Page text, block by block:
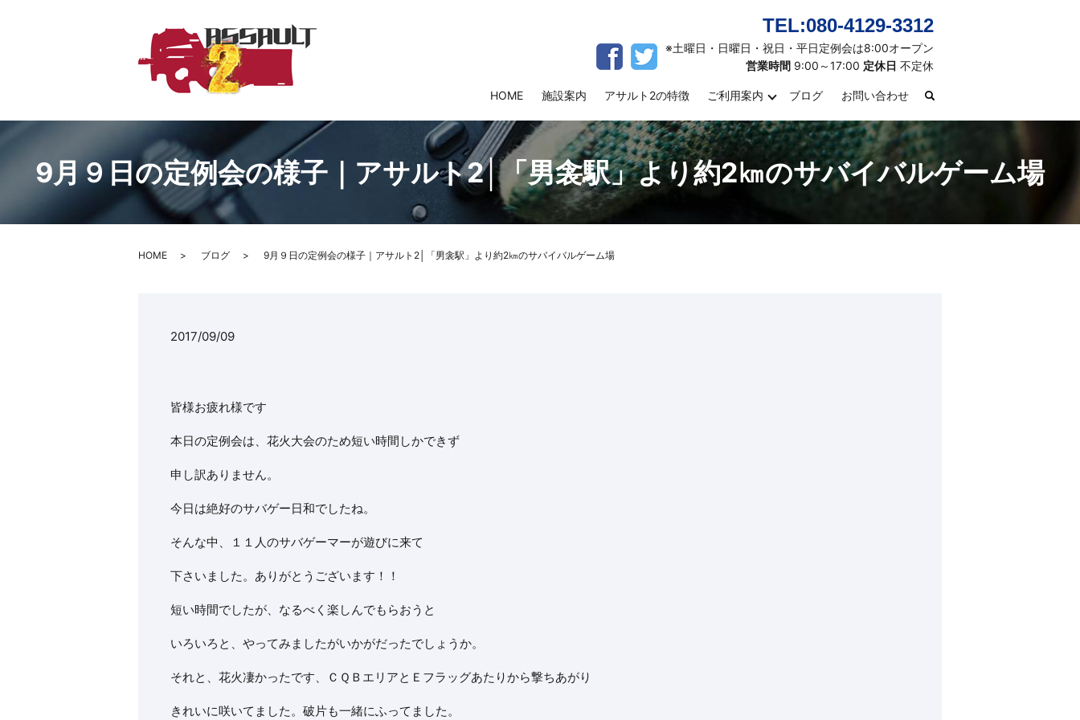
TEL:080-4129-3312
※土曜日・日曜日・祝日・平日定例会は8:00オープン
営業時間 9:00～17:00 定休日 不定休
HOME 施設案内 アサルト2の特徴 ご利用案内 ブログ お問い合わせ search
9月９日の定例会の様子｜アサルト2│「男衾駅」より約2㎞のサバイバルゲーム場
HOME ブログ 9月９日の定例会の様子｜アサルト2│「男衾駅」より約2㎞のサバイバルゲーム場
2017/09/09
皆様お疲れ様です
本日の定例会は、花火大会のため短い時間しかできず
申し訳ありません。
今日は絶好のサバゲー日和でしたね。
そんな中、１１人のサバゲーマーが遊びに来て
下さいました。ありがとうございます！！
短い時間でしたが、なるべく楽しんでもらおうと
いろいろと、やってみましたがいかがだったでしょうか。
それと、花火凄かったです、ＣＱＢエリアとＥフラッグあたりから撃ちあがり
きれいに咲いてました。破片も一緒にふってました。